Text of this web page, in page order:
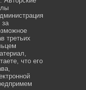
за
третьих
что его